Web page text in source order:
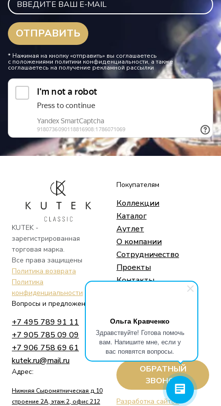
Ольга Кравченко
Здравствуйте! Готова помочь
вам. Напишите мне, если у
вас появятся вопросы.
* Нажимая на кнопку «отправить» вы соглашаетесь
с положениями политики конфиденциальности, а также
соглашаетесь на получение рекламной рассылки
KUTEK -
зарегистрированная
торговая марка.
Все права защищены
Политика возврата
Политика
конфиденциальности
Покупателям
Коллекции
Каталог
Аутлет
О компании
Сотрудничество
Проекты
Контакты
Вопросы и предложения
+7 495 789 91 11
+7 905 785 09 09
+7 906 758 69 61
kutek.ru@mail.ru
Адрес:
Нижняя Сыромятническая д.10
строение 2А, этаж 2, офис 212
Telegram
Whatsapp
Instagram
ОБРАТНЫЙ
ЗВОНОК
Разработка сайтов